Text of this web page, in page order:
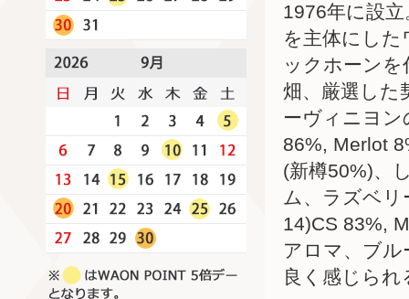
1976年に設
を主体にし
ックホーン
畑、厳選した
ーヴィニヨン
86%, Merlot
(新樽50%)、
ム、ラズベ
14)CS 83%,
アロマ、ブ
良く感じられ